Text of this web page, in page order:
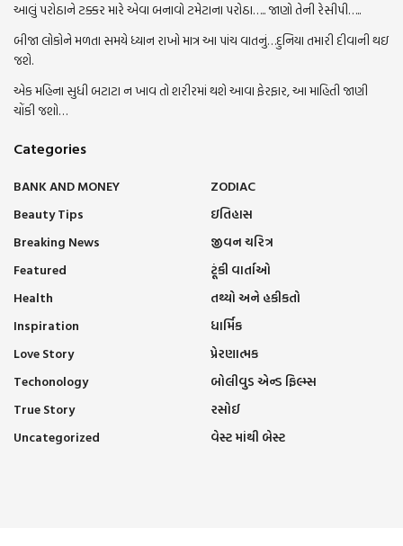
આલું પરોઠાને ટક્કર મારે એવા બનાવો ટમેટાના પરોઠા….. જાણો તેની રેસીપી…..
બીજા લોકોને મળતા સમયે ધ્યાન રાખો માત્ર આ પાંચ વાતનું…દુનિયા તમારી દીવાની થઇ
જશે.
એક મહિના સુધી બટાટા ન ખાવ તો શરીરમાં થશે આવા ફેરફાર, આ માહિતી જાણી
ચોંકી જશો…
Categories
BANK AND MONEY
Beauty Tips
Breaking News
Featured
Health
Inspiration
Love Story
Techonology
True Story
Uncategorized
ZODIAC
ઇતિહાસ
જીવન ચરિત્ર
ટૂંકી વાર્તાઓ
તથ્યો અને હકીકતો
ધાર્મિક
પ્રેરણાત્મક
બોલીવુડ એન્ડ ફિલ્મ્સ
રસોઈ
વેસ્ટ માંથી બેસ્ટ